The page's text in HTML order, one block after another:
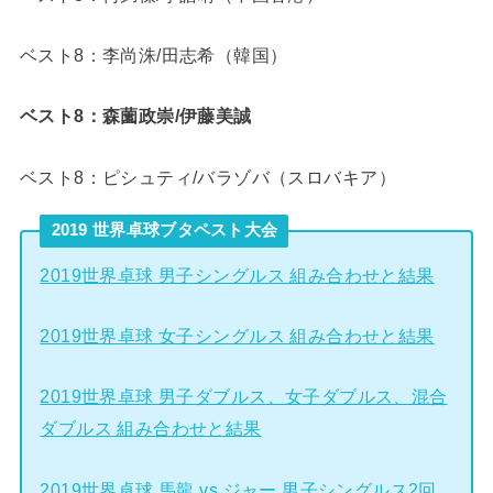
ベスト8：李尚洙/田志希（韓国）
ベスト8：森薗政崇/伊藤美誠
ベスト8：ピシュティ/バラゾバ（スロバキア）
2019 世界卓球ブタペスト大会
2019世界卓球 男子シングルス 組み合わせと結果
2019世界卓球 女子シングルス 組み合わせと結果
2019世界卓球 男子ダブルス、女子ダブルス、混合
ダブルス 組み合わせと結果